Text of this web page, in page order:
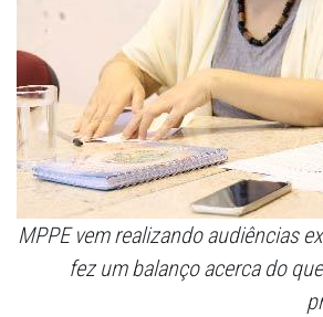
MPPE vem realizando audiências
fez um balanço acerca do